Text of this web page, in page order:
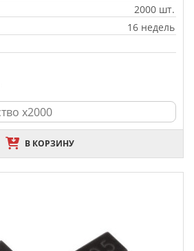
2000 шт.
16 недель
В КОРЗИНУ